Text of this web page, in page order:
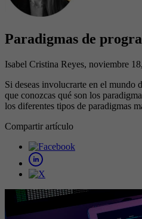
Paradigmas de
Isabel Cristina Reyes, noviembre
Si deseas involucrarte en el mundo
que conozcas qué son los
los diferentes tipos de paradigmas
Compartir artículo